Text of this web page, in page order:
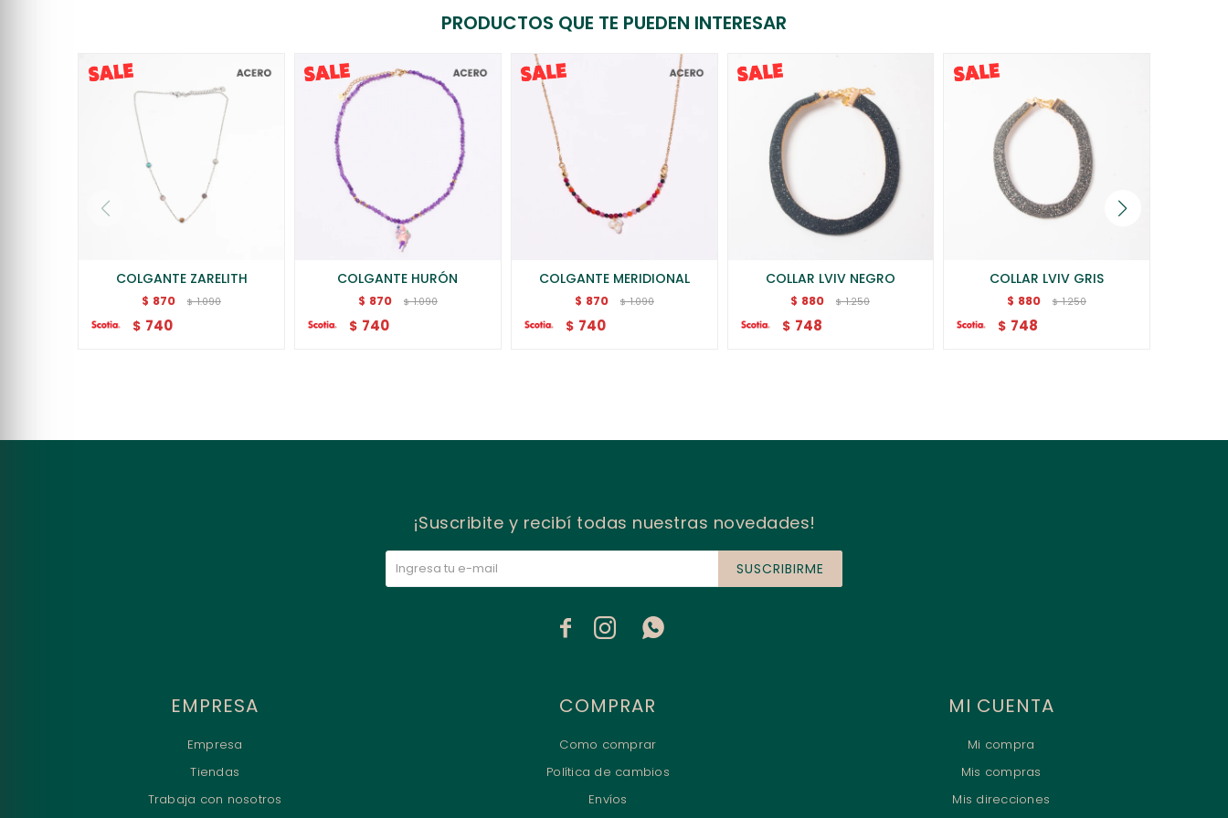
PRODUCTOS QUE TE PUEDEN INTERESAR
COLGANTE ZARELITH
$ 870 $ 1.090
$ 740
COLGANTE HURÓN
$ 870 $ 1.090
$ 740
COLGANTE MERIDIONAL
$ 870 $ 1.090
$ 740
COLLAR LVIV NEGRO
$ 880 $ 1.250
$ 748
COLLAR LVIV GRIS
$ 880 $ 1.250
$ 748
EMPRESA
Empresa
Tiendas
Trabaja con nosotros
COMPRAR
Como comprar
Política de cambios
Envíos
MI CUENTA
Mi compra
Mis compras
Mis direcciones
¡Suscribite y recibí todas nuestras novedades!
SUSCRIBIRME
  